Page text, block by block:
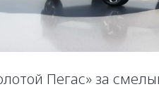
Пегас» за